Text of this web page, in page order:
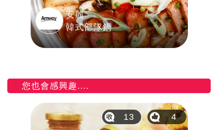
安麗
韓式部隊鍋
您也會感興趣....
13 4